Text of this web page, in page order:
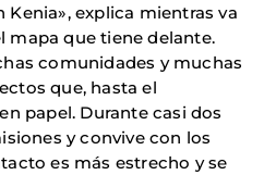
explica mientras va
mapa que tiene delante.
comunidades y muchas
que, hasta el
papel. Durante casi dos
y convive con los
es más estrecho y se